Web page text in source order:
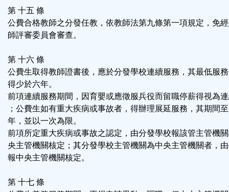
第 十五 條
公費合格教師之分發任教，依教師法第九條第一項規定，免
師評審委員會審查。
第 十六 條
公費生取得教師證書後，應於分發學校連續服務，其最低服
得少於六年。
前項連續服務期間，因育嬰或應徵服兵役而留職停薪得視為
；公費生如有重大疾病或事故者，得辦理展延服務，其期間
年，並以一次為限。
前項所定重大疾病或事故之認定，由分發學校報該管主管機
央主管機關核定；其分發學校主管機關為中央主管機關者，
報中央主管機關核定。
第 十七 條